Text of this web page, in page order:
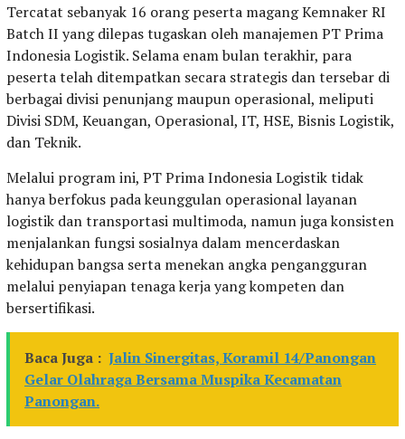
Tercatat sebanyak 16 orang peserta magang Kemnaker RI
Batch II yang dilepas tugaskan oleh manajemen PT Prima
Indonesia Logistik. Selama enam bulan terakhir, para
peserta telah ditempatkan secara strategis dan tersebar di
berbagai divisi penunjang maupun operasional, meliputi
Divisi SDM, Keuangan, Operasional, IT, HSE, Bisnis Logistik,
dan Teknik.
Melalui program ini, PT Prima Indonesia Logistik tidak
hanya berfokus pada keunggulan operasional layanan
logistik dan transportasi multimoda, namun juga konsisten
menjalankan fungsi sosialnya dalam mencerdaskan
kehidupan bangsa serta menekan angka pengangguran
melalui penyiapan tenaga kerja yang kompeten dan
bersertifikasi.
Baca Juga : Jalin Sinergitas, Koramil 14/Panongan
Gelar Olahraga Bersama Muspika Kecamatan
Panongan.